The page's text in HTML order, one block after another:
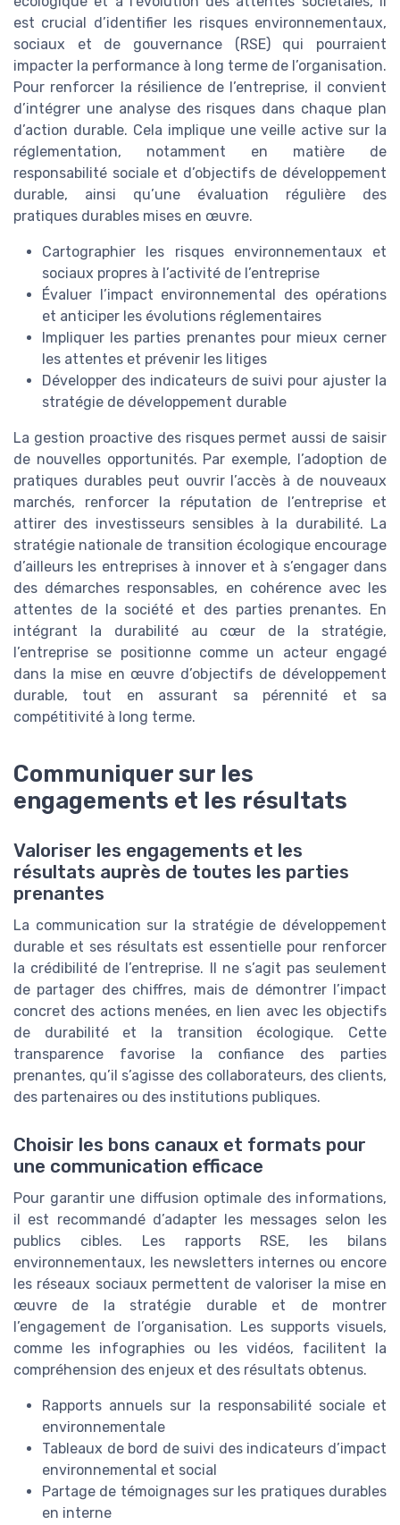
est crucial d’identifier les risques environnementaux,
sociaux et de gouvernance (RSE) qui pourraient
impacter la performance à long terme de l’organisation.
Pour renforcer la résilience de l’entreprise, il convient
d’intégrer une analyse des risques dans chaque plan
d’action durable. Cela implique une veille active sur la
réglementation, notamment en matière de
responsabilité sociale et d’objectifs de développement
durable, ainsi qu’une évaluation régulière des
pratiques durables mises en œuvre.
Cartographier les risques environnementaux et
sociaux propres à l’activité de l’entreprise
Évaluer l’impact environnemental des opérations
et anticiper les évolutions réglementaires
Impliquer les parties prenantes pour mieux cerner
les attentes et prévenir les litiges
Développer des indicateurs de suivi pour ajuster la
stratégie de développement durable
La gestion proactive des risques permet aussi de saisir
de nouvelles opportunités. Par exemple, l’adoption de
pratiques durables peut ouvrir l’accès à de nouveaux
marchés, renforcer la réputation de l’entreprise et
attirer des investisseurs sensibles à la durabilité. La
stratégie nationale de transition écologique encourage
d’ailleurs les entreprises à innover et à s’engager dans
des démarches responsables, en cohérence avec les
attentes de la société et des parties prenantes. En
intégrant la durabilité au cœur de la stratégie,
l’entreprise se positionne comme un acteur engagé
dans la mise en œuvre d’objectifs de développement
durable, tout en assurant sa pérennité et sa
compétitivité à long terme.
Communiquer sur les
engagements et les résultats
Valoriser les engagements et les
résultats auprès de toutes les parties
prenantes
La communication sur la stratégie de développement
durable et ses résultats est essentielle pour renforcer
la crédibilité de l’entreprise. Il ne s’agit pas seulement
de partager des chiffres, mais de démontrer l’impact
concret des actions menées, en lien avec les objectifs
de durabilité et la transition écologique. Cette
transparence favorise la confiance des parties
prenantes, qu’il s’agisse des collaborateurs, des clients,
des partenaires ou des institutions publiques.
Choisir les bons canaux et formats pour
une communication efficace
Pour garantir une diffusion optimale des informations,
il est recommandé d’adapter les messages selon les
publics cibles. Les rapports RSE, les bilans
environnementaux, les newsletters internes ou encore
les réseaux sociaux permettent de valoriser la mise en
œuvre de la stratégie durable et de montrer
l’engagement de l’organisation. Les supports visuels,
comme les infographies ou les vidéos, facilitent la
compréhension des enjeux et des résultats obtenus.
Rapports annuels sur la responsabilité sociale et
environnementale
Tableaux de bord de suivi des indicateurs d’impact
environnemental et social
Partage de témoignages sur les pratiques durables
en interne